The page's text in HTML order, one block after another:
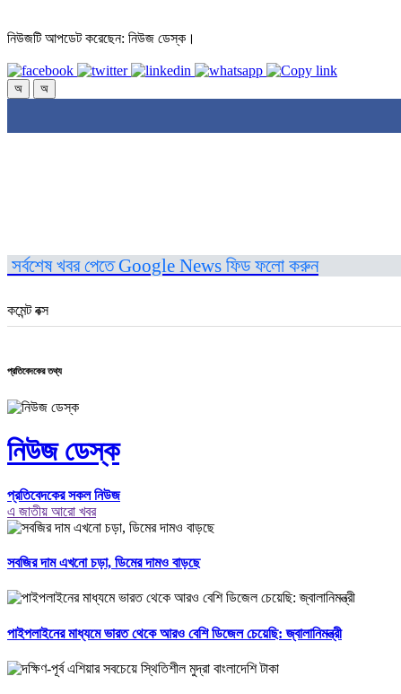
নিউজটি আপডেট করেছেন: নিউজ ডেস্ক।
অ অ
সর্বশেষ খবর পেতে Google News ফিড ফলো করুন
কমেন্ট বক্স
প্রতিবেদকের তথ্য
নিউজ ডেস্ক
প্রতিবেদকের সকল নিউজ
এ জাতীয় আরো খবর
সবজির দাম এখনো চড়া, ডিমের দামও বাড়ছে
পাইপলাইনের মাধ্যমে ভারত থেকে আরও বেশি ডিজেল চেয়েছি: জ্বালানিমন্ত্রী